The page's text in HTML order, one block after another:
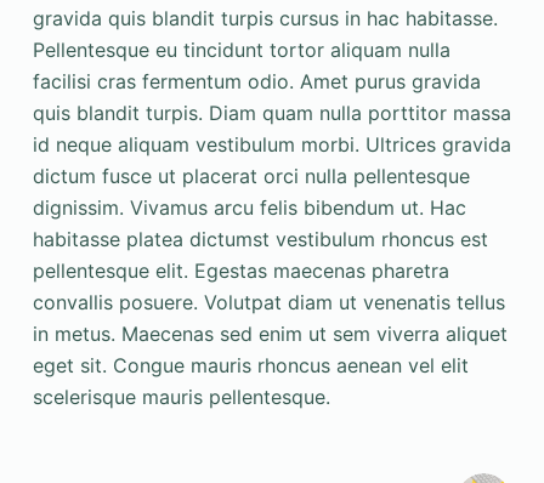
gravida quis blandit turpis cursus in hac habitasse.
Pellentesque eu tincidunt tortor aliquam nulla
facilisi cras fermentum odio. Amet purus gravida
quis blandit turpis. Diam quam nulla porttitor massa
id neque aliquam vestibulum morbi. Ultrices gravida
dictum fusce ut placerat orci nulla pellentesque
dignissim. Vivamus arcu felis bibendum ut. Hac
habitasse platea dictumst vestibulum rhoncus est
pellentesque elit. Egestas maecenas pharetra
convallis posuere. Volutpat diam ut venenatis tellus
in metus. Maecenas sed enim ut sem viverra aliquet
eget sit. Congue mauris rhoncus aenean vel elit
scelerisque mauris pellentesque.